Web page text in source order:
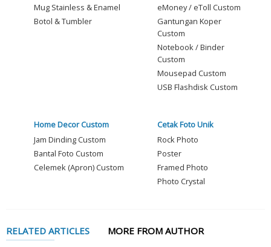
Mug Stainless & Enamel
Botol & Tumbler
eMoney / eToll Custom
Gantungan Koper
Custom
Notebook / Binder
Custom
Mousepad Custom
USB Flashdisk Custom
Home Decor Custom
Jam Dinding Custom
Bantal Foto Custom
Celemek (Apron) Custom
Cetak Foto Unik
Rock Photo
Poster
Framed Photo
Photo Crystal
RELATED ARTICLES MORE FROM AUTHOR